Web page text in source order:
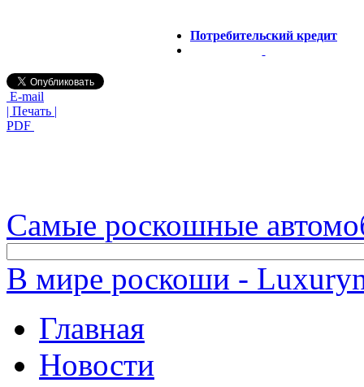
Потребительский кредит
E-mail
| Печать |
PDF
Самые роскошные
В мире роскоши -
Главная
Новости